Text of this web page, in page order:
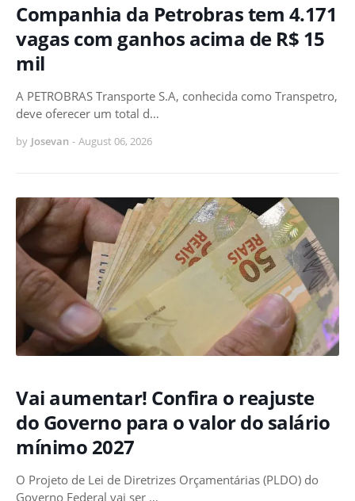
Companhia da Petrobras tem 4.171
vagas com ganhos acima de R$ 15
mil
A PETROBRAS Transporte S.A, conhecida como Transpetro,
deve oferecer um total d…
by Josevan - August 06, 2026
Vai aumentar! Confira o reajuste
do Governo para o valor do salário
mínimo 2027
O Projeto de Lei de Diretrizes Orçamentárias (PLDO) do
Governo Federal vai ser …